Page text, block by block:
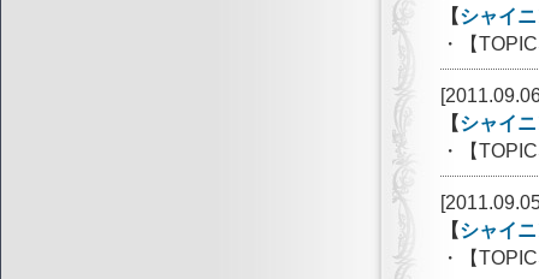
【シャイ
・【
【シャイ
・【
【シャイ
・【